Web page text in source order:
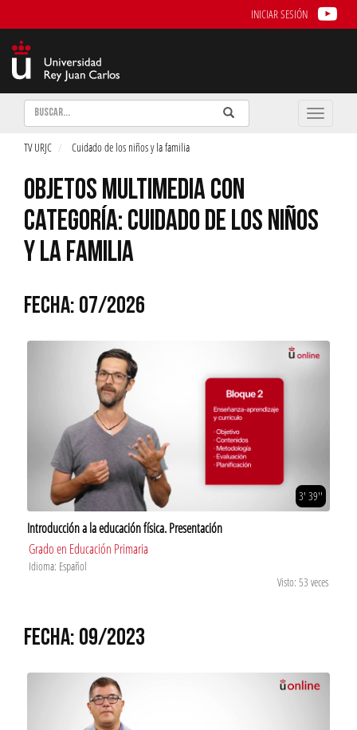
INICIAR SESIÓN
Buscar Enviar
Buscar
Toggle
TV URJC Cuidado de los niños y la familia
OBJETOS MULTIMEDIA CON
CATEGORÍA: CUIDADO DE LOS NIÑOS
Y LA FAMILIA
FECHA: 07/2026
3' 39''
Introducción a la educación física. Presentación
Grado en Educación Primaria
Idioma: Español
Visto: 53 veces
FECHA: 09/2023